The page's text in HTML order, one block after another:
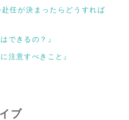
赴任が決まったらどうすれば
できるの？』
注意すべきこと』
ブ